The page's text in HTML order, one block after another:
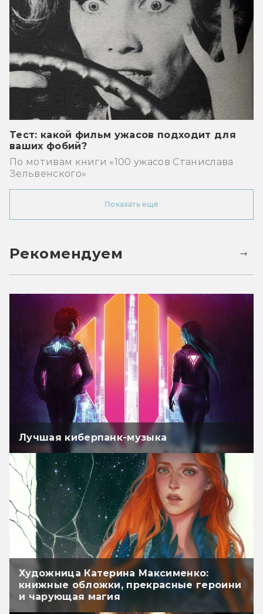
Тест: какой фильм ужасов подходит для
ваших фобий?
По мотивам книги «100 ужасов Станислава
Зельвенского»
Показать ещё
Рекомендуем
Лучшая киберпанк-музыка
Художница Катерина Максименко:
книжные обложки, прекрасные героини
и чарующая магия